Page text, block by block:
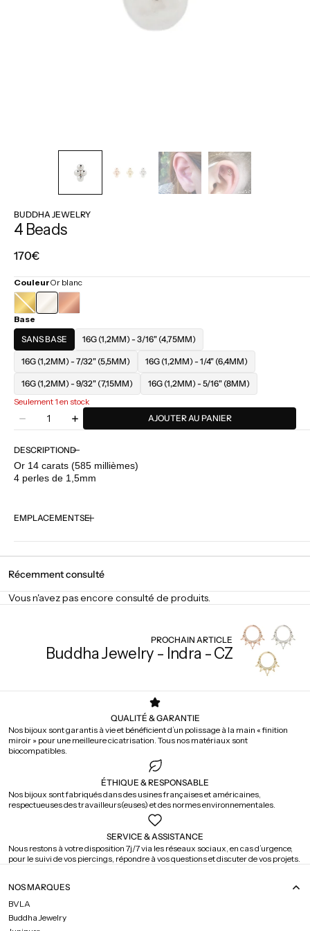
BUDDHA JEWELRY
4 Beads
Prix
170€
CouleurOr blanc
OR
JAUNE
Base
SANS BASE
16G (1,2MM) - 3/16" (4,75MM)
16G (1,2MM) - 7/32" (5,5MM) 16G (1,2MM) - 1/4" (6,4MM)
16G (1,2MM) - 9/32" (7,15MM)
16G (1,2MM) - 5/16" (8MM)
Seulement 1 en stock
Diminuer
quantité
pour
Buddha
Jewelry
Beads
Quantité
Augmenter
quantité
pour
Buddha
Beads
AJOUTER AU PANIER
DESCRIPTION
Or 14 carats (585 millièmes)
4 perles de 1,5mm
EMPLACEMENTS
Récemment consulté
Vous n'avez pas encore consulté de produits.
PROCHAIN ARTICLE
Buddha Jewelry - Indra - CZ
QUALITÉ & GARANTIE
Nos bijoux sont garantis à vie et bénéficient d’un polissage à la main « finition
miroir » pour une meilleure cicatrisation. Tous nos matériaux sont
biocompatibles.
ÉTHIQUE & RESPONSABLE
Nos bijoux sont fabriqués dans des usines françaises et américaines,
respectueuses des travailleurs(euses) et des normes environnementales.
SERVICE & ASSISTANCE
Nous restons à votre disposition 7j/7 via les réseaux sociaux, en cas d’urgence,
pour le suivi de vos piercings, répondre à vos questions et discuter de vos projets.
NOS MARQUES
BVLA
Buddha Jewelry